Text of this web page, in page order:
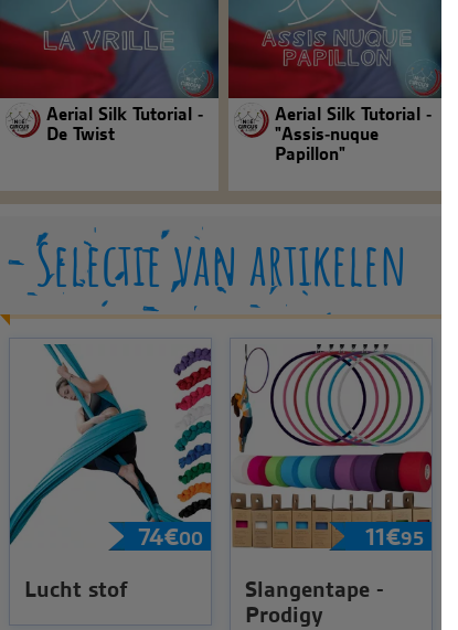
Aerial Silk Tutorial -
De Twist
Aerial Silk Tutorial -
"Assis-nuque
Papillon"
Selectie van artikelen
74€00
Lucht stof
11€95
Slangentape -
Prodigy